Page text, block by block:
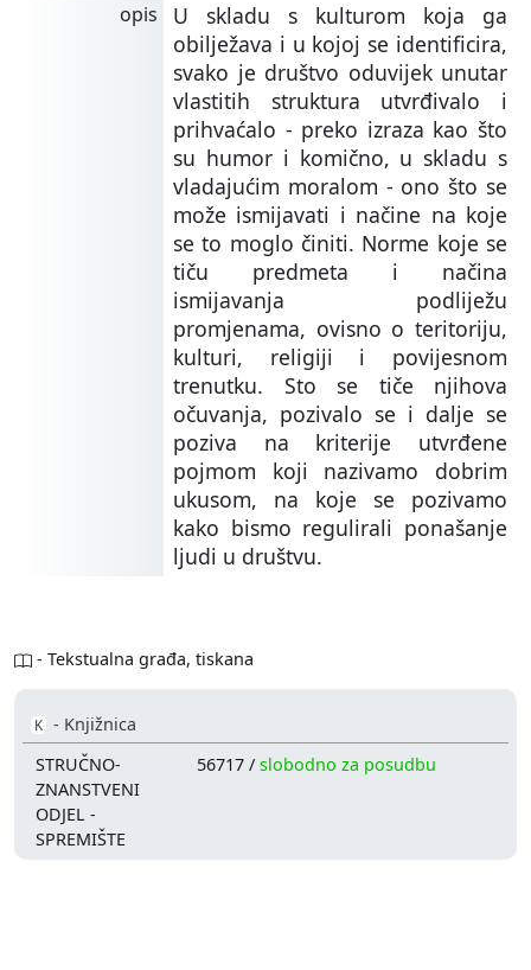
opis
U skladu s kulturom koja ga
obilježava i u kojoj se identificira,
svako je društvo oduvijek unutar
vlastitih struktura utvrđivalo i
prihvaćalo - preko izraza kao što
su humor i komično, u skladu s
vladajućim moralom - ono što se
može ismijavati i načine na koje
se to moglo činiti. Norme koje se
tiču predmeta i načina
ismijavanja podliježu
promjenama, ovisno o teritoriju,
kulturi, religiji i povijesnom
trenutku. Sto se tiče njihova
očuvanja, pozivalo se i dalje se
poziva na kriterije utvrđene
pojmom koji nazivamo dobrim
ukusom, na koje se pozivamo
kako bismo regulirali ponašanje
ljudi u društvu.
- Tekstualna građa, tiskana
K - Knjižnica
STRUČNO-
ZNANSTVENI
ODJEL -
SPREMIŠTE
56717 /slobodno za posudbu